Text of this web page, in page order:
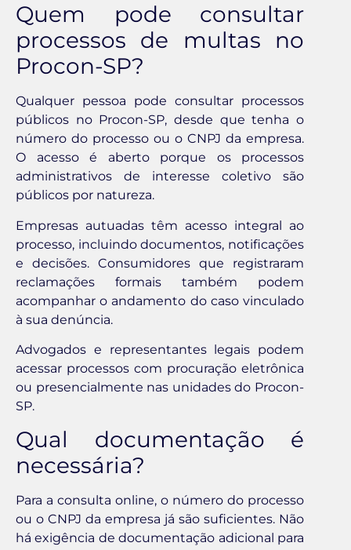
Quem pode consultar
processos de multas no
Procon-SP?
Qualquer pessoa pode consultar processos
públicos no Procon-SP, desde que tenha o
número do processo ou o CNPJ da empresa.
O acesso é aberto porque os processos
administrativos de interesse coletivo são
públicos por natureza.
Empresas autuadas têm acesso integral ao
processo, incluindo documentos, notificações
e decisões. Consumidores que registraram
reclamações formais também podem
acompanhar o andamento do caso vinculado
à sua denúncia.
Advogados e representantes legais podem
acessar processos com procuração eletrônica
ou presencialmente nas unidades do Procon-
SP.
Qual documentação é
necessária?
Para a consulta online, o número do processo
ou o CNPJ da empresa já são suficientes. Não
há exigência de documentação adicional para